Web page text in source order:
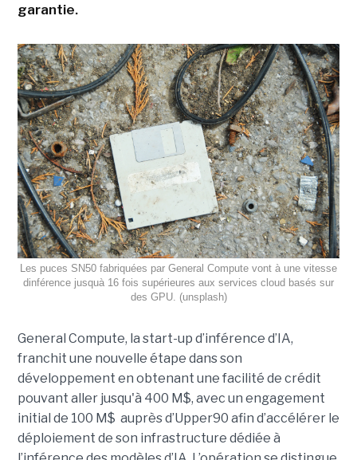
garantie.
Les puces SN50 fabriquées par General Compute vont à une vitesse
dinférence jusquà 16 fois supérieures aux services cloud basés sur
des GPU. (unsplash)
General Compute, la start-up d’inférence d’IA,
franchit une nouvelle étape dans son
développement en obtenant une facilité de crédit
pouvant aller jusqu'à 400 M$, avec un engagement
initial de 100 M$ auprès d’Upper90 afin d’accélérer le
déploiement de son infrastructure dédiée à